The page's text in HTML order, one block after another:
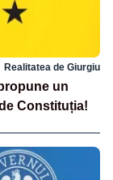
Realitatea de Giurgiu
un
Constituția!